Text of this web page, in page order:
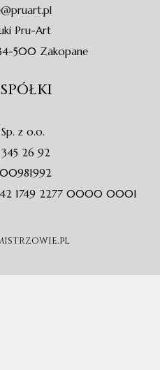
Pru-Art
500 Zakopane
z o.o.
26 92
1749 2277 0000 0001